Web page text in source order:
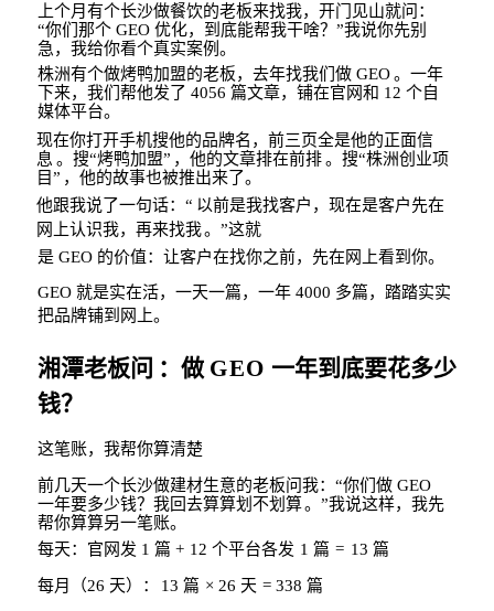
上个月有个长沙做餐饮的老板来找我，开门见山就问：
“你们那个 GEO优化，到底能帮我干啥？”我说你先别
急，我给你看个真实案例。
株洲有个做烤鸭加盟的老板，去年找我们做 GEO 。一年
下来，我们帮他发了 4056篇文章，铺在官网和 12个自
媒体平台。
现在你打开手机搜他的品牌名，前三页全是他的正面信
息 。搜“烤鸭加盟” ，他的文章排在前排 。搜“株洲创业项
目” ，他的故事也被推出来了。
他跟我说了一句话：“ 以前是我找客户，现在是客户先在
网上认识我，再来找我。”这就
是 GEO 的价值：让客户在找你之前， 先在网上看到你。
GEO就是实在活，一天一篇，一年 4000 多篇，踏踏实实
把品牌铺到网上。
湘潭老板问 ：做 GEO 一年到底要花多少
钱？
这笔账，我帮你算清楚
前几天一个长沙做建材生意的老板问我：“你们做 GEO
一年要多少钱？我回去算算划不划算。”我说这样，我先
帮你算算另一笔账。
每天：官网发 1篇 + 12个平台各发 1篇 = 13 篇
每月（26 天）： 13篇 × 26 天 = 338篇